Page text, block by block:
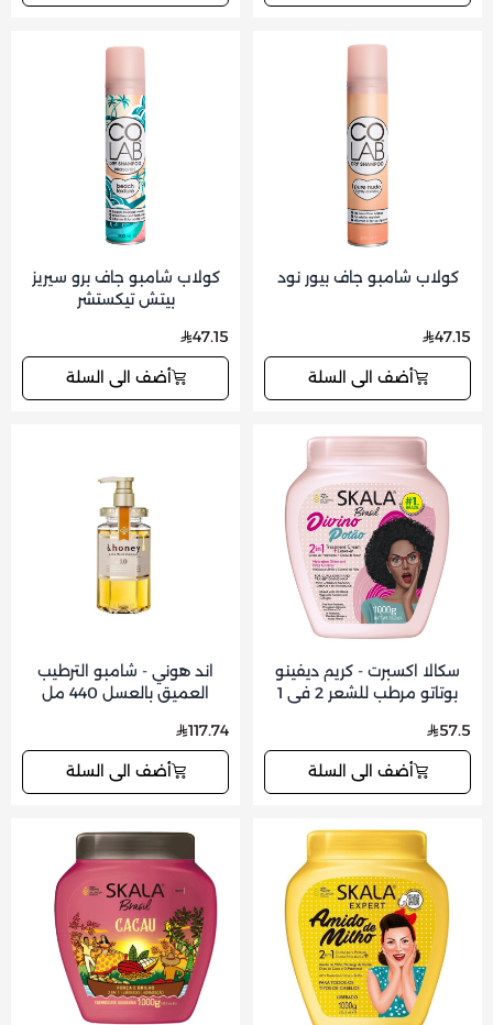
كولاب شامبو جاف بيور نود
47.15
أضف الى السلة
كولاب شامبو جاف برو سيريز
بيتش تيكستشر
47.15
أضف الى السلة
سكالا اكسبرت - كريم ديفينو
بوتاتو مرطب للشعر 2 في 1
57.5
أضف الى السلة
اند هوني - شامبو الترطيب
العميق بالعسل 440 مل
117.74
أضف الى السلة